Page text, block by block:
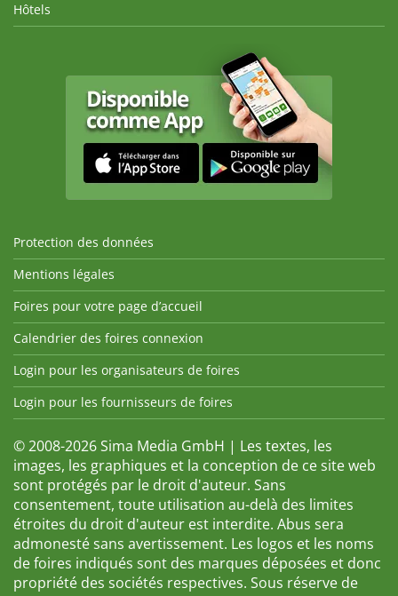
Hôtels
Protection des données
Mentions légales
Foires pour votre page d’accueil
Calendrier des foires connexion
Login pour les organisateurs de foires
Login pour les fournisseurs de foires
© 2008-2026 Sima Media GmbH | Les textes, les
images, les graphiques et la conception de ce site web
sont protégés par le droit d'auteur. Sans
consentement, toute utilisation au-delà des limites
étroites du droit d'auteur est interdite. Abus sera
admonesté sans avertissement. Les logos et les noms
de foires indiqués sont des marques déposées et donc
propriété des sociétés respectives. Sous réserve de